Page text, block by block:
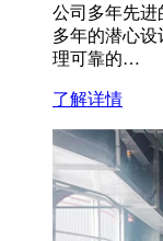
公司多年先进
多年的潜心
理可靠的…
了解详情